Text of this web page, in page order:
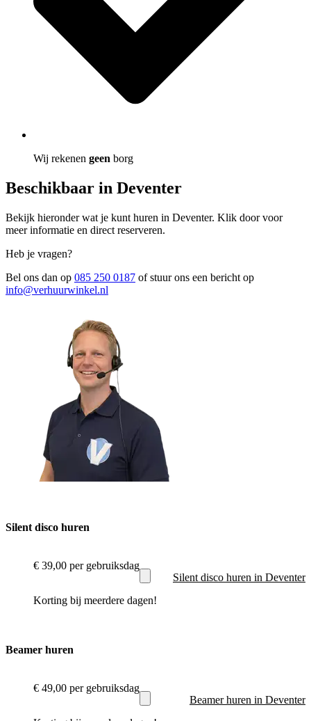
Wij rekenen geen borg
Beschikbaar in Deventer
Bekijk hieronder wat je kunt huren in Deventer. Klik door voor
meer informatie en direct reserveren.
Heb je vragen?
Bel ons dan op 085 250 0187 of stuur ons een bericht op
info@verhuurwinkel.nl
Silent disco huren
€ 39,00 per gebruiksdag
Korting bij meerdere dagen!
Silent disco huren in Deventer
Beamer huren
€ 49,00 per gebruiksdag
Beamer huren in Deventer